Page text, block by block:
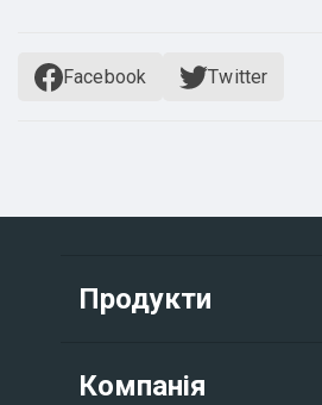
Facebook Twitter
Продукти
Компанія